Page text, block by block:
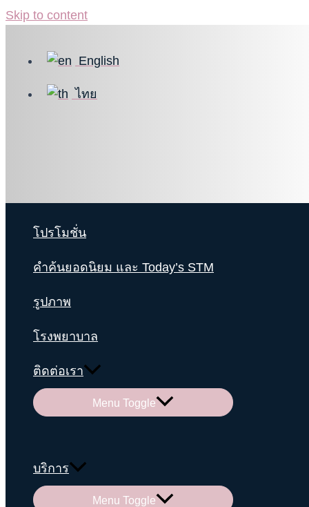
Skip to content
English
ไทย
โปรโมชั่น
คำค้นยอดนิยม และ Today’s STM
รูปภาพ
โรงพยาบาล
ติดต่อเรา
Menu Toggle
บริการ
Menu Toggle